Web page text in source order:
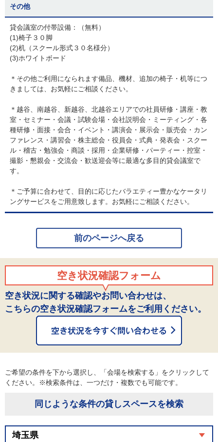
その他
貸会議室の付帯設備：（無料）
(1)椅子３０脚
(2)机（スクール形式３０名様分）
(3)ホワイトボード
＊その他ご利用になられます備品、機材、追加の椅子・机等につ
きましては、お気軽にご相談ください。
＊越谷、南越谷、新越谷、北越谷エリアでの社員研修・講座・教
室・セミナー・会議・試験会場・会社説明会・ミーティング・各
種研修・面接・会合・イベント・講演会・展示会・販売会・カン
ファレンス・講習会・株主総会・役員会・式典・発表会・スクー
ル・稽古・勉強会・商談・採用・企業研修・パーティー・控室・
撮影・懇親会・交流会・歓送迎会等に最適な多目的貸会議室で
す。
＊ご予算に合わせて、目的に応じたバラエティー豊かなケータリ
ングサービスをご用意致します。お気軽にご相談ください。
前のページへ戻る
空き状況確認フォーム
空き状況に関する確認やお問い合わせは、
こちらの空き状況確認フォームをご利用ください。
ご希望の条件を下から選択し、「会場を検索する」をクリックして
ください。※検索条件は、一つだけ・複数でも可能です。
同じような条件の貸しスペースを検索